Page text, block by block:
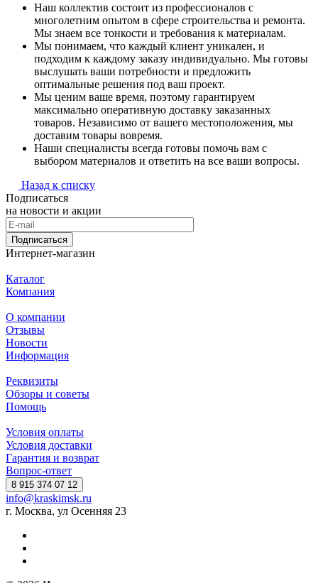
Наш коллектив состоит из профессионалов с
многолетним опытом в сфере строительства и ремонта.
Мы знаем все тонкости и требования к материалам.
Мы понимаем, что каждый клиент уникален, и
подходим к каждому заказу индивидуально. Мы готовы
выслушать ваши потребности и предложить
оптимальные решения под ваш проект.
Мы ценим ваше время, поэтому гарантируем
максимально оперативную доставку заказанных
товаров. Независимо от вашего местоположения, мы
доставим товары вовремя.
Наши специалисты всегда готовы помочь вам с
выбором материалов и ответить на все ваши вопросы.
Назад к списку
Подписаться
на новости и акции
Подписаться
Интернет-магазин
Каталог
Компания
О компании
Отзывы
Новости
Информация
Реквизиты
Обзоры и советы
Помощь
Условия оплаты
Условия доставки
Гарантия и возврат
Вопрос-ответ
8 915 374 07 12
info@kraskimsk.ru
г. Москва, ул Осенняя 23